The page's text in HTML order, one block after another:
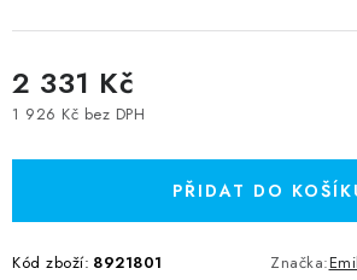
2 331 Kč
1 926 Kč bez DPH
PŘIDAT DO
Kód zboží: 8921801 Značka: